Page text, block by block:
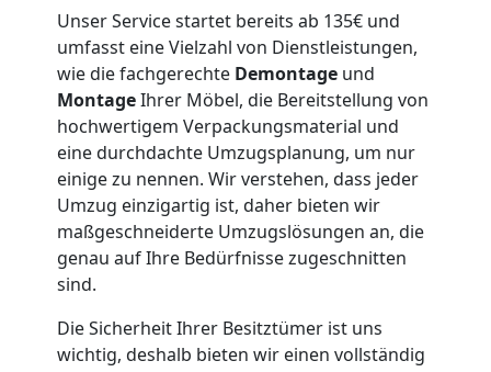
Unser Service startet bereits ab 135€ und
umfasst eine Vielzahl von Dienstleistungen,
wie die fachgerechte Demontage und
MontageIhrer Möbel, die Bereitstellung von
hochwertigem Verpackungsmaterial und
eine durchdachte Umzugsplanung, um nur
einige zu nennen. Wir verstehen, dass jeder
Umzug einzigartig ist, daher bieten wir
maßgeschneiderte Umzugslösungen an, die
genau auf Ihre Bedürfnisse zugeschnitten
sind.
Die Sicherheit Ihrer Besitztümer ist uns
wichtig, deshalb bieten wir einen vollständig
Möbeltaxi
Wiener
Neustadt
Kleintransport
Wiener
Neustadt